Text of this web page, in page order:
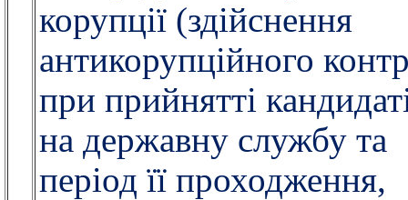
корупції (здійснення
антикорупційного
при прийнятті
на державну службу та
період її проходження,